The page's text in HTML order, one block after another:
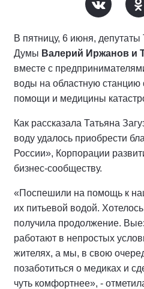
В пятницу, 6 июня, депутаты
Думы Валерий Иржанов и
вместе с
воды на областную станцию
помощи и медицины
Как рассказала Татьяна
воду удалось приобрести
России», Корпорации
бизнес-сообществу.
«Поспешили на помощь к
их питьевой водой.
получила продолжение.
работают в непростых
жителях, а мы, в свою
позаботиться о медиках и
чуть комфортнее», -